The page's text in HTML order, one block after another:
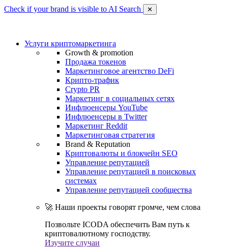
Check if your brand is visible to AI Search ✕
Услуги криптомаркетинга
Growth & promotion
Продажа токенов
Маркетинговое агентство DeFi
Крипто-трафик
Crypto PR
Маркетинг в социальных сетях
Инфлюенсеры YouTube
Инфлюенсеры в Twitter
Маркетинг Reddit
Маркетинговая стратегия
Brand & Reputation
Криптовалюты и блокчейн SEO
Управление репутацией
Управление репутацией в поисковых
системах
Управление репутацией сообщества
🚀 Наши проекты говорят громче, чем слова
Позвольте ICODA обеспечить Вам путь к
криптовалютному господству.
Изучите случаи